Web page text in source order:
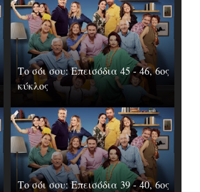
Το σόι σου: Επεισόδια 45 - 46, 6ος
κύκλος
Το σόι σου: Επεισόδια 39 - 40, 6ος